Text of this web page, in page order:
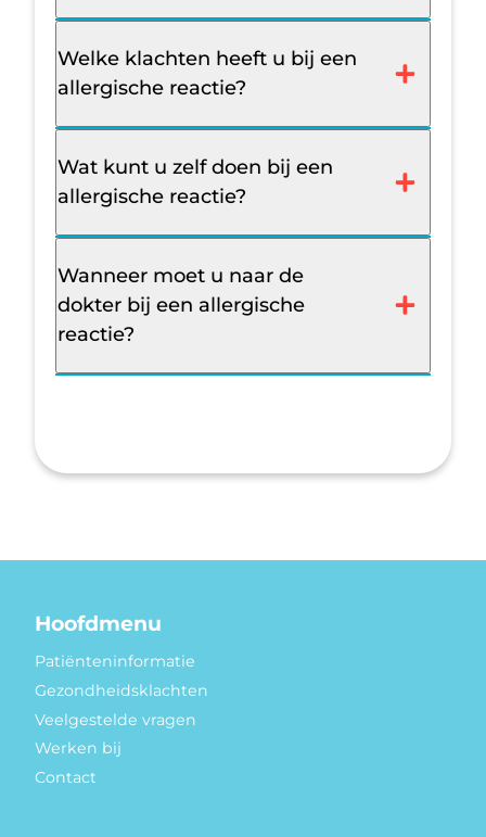
Welke klachten heeft u bij een
allergische reactie?
Wat kunt u zelf doen bij een
allergische reactie?
Wanneer moet u naar de
dokter bij een allergische
reactie?
Hoofdmenu
Patiënteninformatie
Gezondheidsklachten
Veelgestelde vragen
Werken bij
Contact